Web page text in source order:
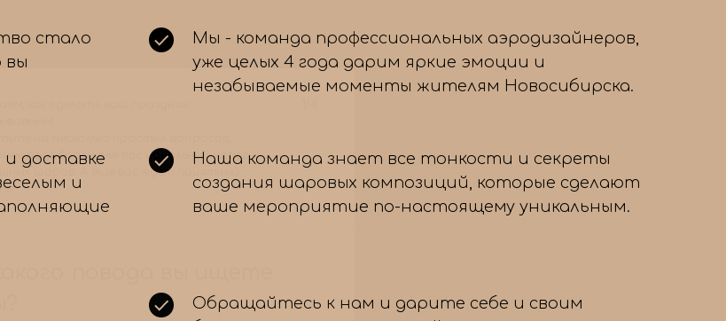
шаров. А еще вас ждет приятный
повода вы ищете
стало
вы
Мы - команда профессиональных аэродизайнеров,
уже целых 4 года дарим яркие эмоции и
незабываемые моменты жителям Новосибирска.
доставке
и
Наша команда знает все тонкости и секреты
создания шаровых композиций, которые сделают
ваше мероприятие по-настоящему уникальным.
Обращайтесь к нам и дарите себе и своим